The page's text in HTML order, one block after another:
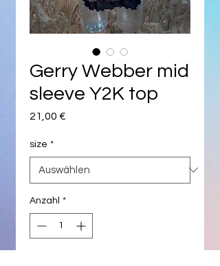
Gerry Webber mid
sleeve Y2K top
21,00 €
size *
Anzahl *